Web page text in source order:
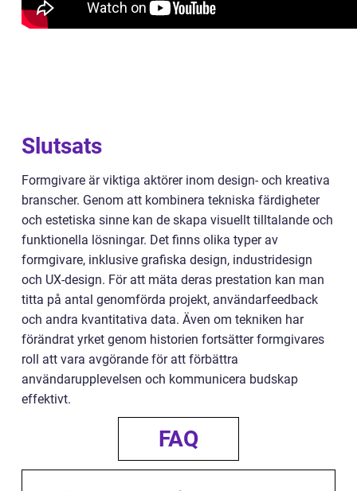
Slutsats
Formgivare är viktiga aktörer inom design- och kreativa
branscher. Genom att kombinera tekniska färdigheter
och estetiska sinne kan de skapa visuellt tilltalande och
funktionella lösningar. Det finns olika typer av
formgivare, inklusive grafiska design, industridesign
och UX-design. För att mäta deras prestation kan man
titta på antal genomförda projekt, användarfeedback
och andra kvantitativa data. Även om tekniken har
förändrat yrket genom historien fortsätter formgivares
roll att vara avgörande för att förbättra
användarupplevelsen och kommunicera budskap
effektivt.
FAQ